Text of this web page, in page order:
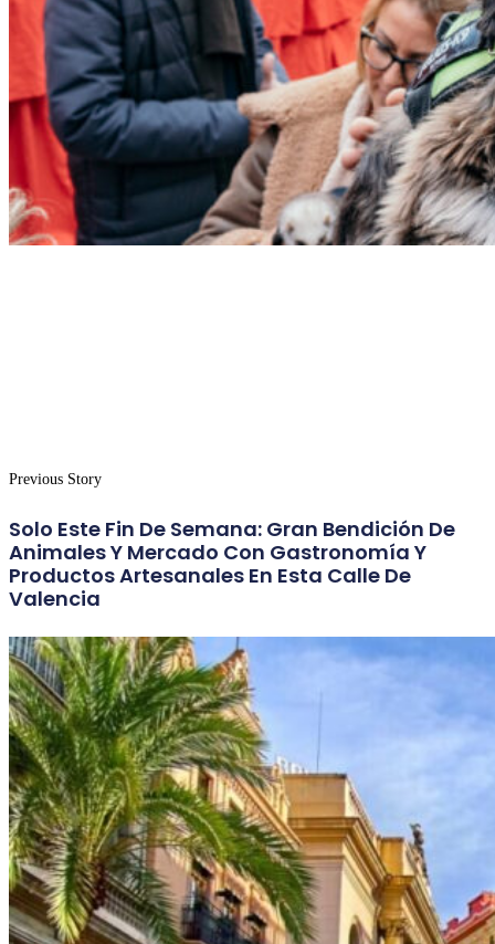
Previous Story
Solo Este Fin De Semana: Gran Bendición De
Animales Y Mercado Con Gastronomía Y
Productos Artesanales En Esta Calle De
Valencia